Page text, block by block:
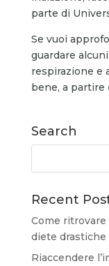
parte di
Se vuoi
guardare
respirazione e
bene, a partire
Search
Recent
Come
diete drastiche
Riaccendere